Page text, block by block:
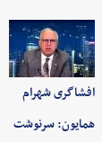
افشاگری شهرام
همایون: سرنوشت